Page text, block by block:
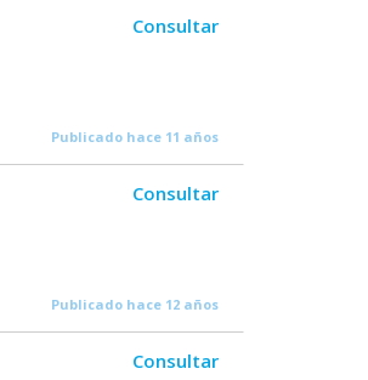
Consultar
Publicado hace 11 años
Consultar
Publicado hace 12 años
Consultar